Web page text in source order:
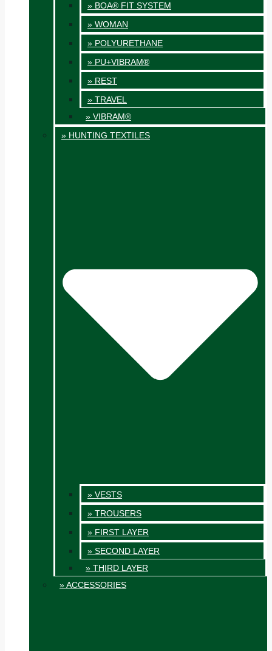
» BOA® FIT SYSTEM
» WOMAN
» POLYURETHANE
» PU+VIBRAM®
» REST
» TRAVEL
» VIBRAM®
» HUNTING TEXTILES
» VESTS
» TROUSERS
» FIRST LAYER
» SECOND LAYER
» THIRD LAYER
» ACCESSORIES